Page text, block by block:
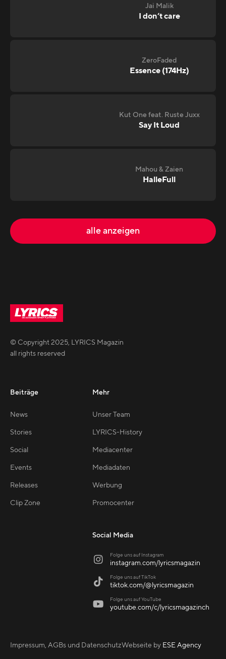
Jai Malik
I don‘t care
ZeroFaded
Essence (174Hz)
Kut One feat. Ruste Juxx
Say It Loud
Mahou & Zaien
HalleFull
alle anzeigen
© Copyright2025, LYRICS Magazin
all rights reserved
Beiträge
News
Stories
Social
Events
Releases
Clip Zone
Mehr
Unser Team
LYRICS-History
Mediacenter
Mediadaten
Werbung
Promocenter
Social Media
 Folge uns auf Instagram
instagram.com/lyricsmagazin
 Folge uns auf TikTok
tiktok.com/@lyricsmagazin
 Folge uns auf YouTube
youtube.com/c/lyricsmagazinch
Impressum, AGBs und DatenschutzWebseite by ESE Agency